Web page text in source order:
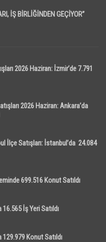
İŞ BİRLİĞİNDEN GEÇİYOR”
2026 Haziran: İzmir’de 7.791
2026 Haziran: Ankara’da
İlçe Satışları: İstanbul’da 24.084
699.516 Konut Satıldı
İş Yeri Satıldı
Konut Satıldı